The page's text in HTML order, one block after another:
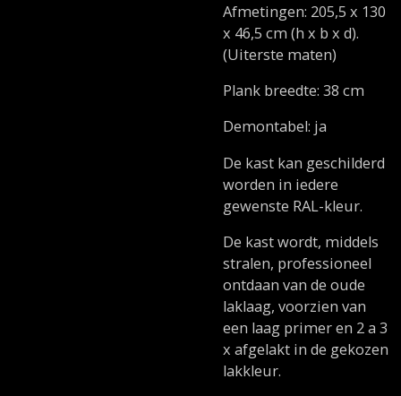
Afmetingen: 205,5 x 130
x 46,5 cm (h x b x d).
(Uiterste maten)
Plank breedte: 38 cm
Demontabel: ja
De kast kan geschilderd
worden in iedere
gewenste RAL-kleur.
De kast wordt, middels
stralen, professioneel
ontdaan van de oude
laklaag, voorzien van
een laag primer en 2 a 3
x afgelakt in de gekozen
lakkleur.